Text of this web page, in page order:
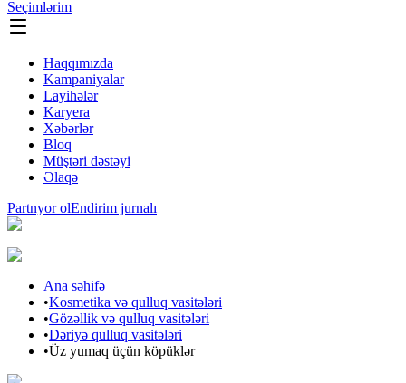
Seçimlərim
Haqqımızda
Kampaniyalar
Layihələr
Karyera
Xəbərlər
Bloq
Müştəri dəstəyi
Əlaqə
Partnyor olEndirim jurnalı
Ana səhifə
•Kosmetika və qulluq vasitələri
•Gözəllik və qulluq vasitələri
•Dəriyə qulluq vasitələri
•Üz yumaq üçün köpüklər